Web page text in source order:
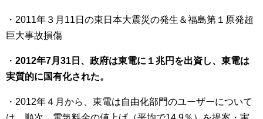
・2011年３月11日の東日本大震災の発生＆福島第１原発超
巨大事故損傷
・ 2012年7月31日、政府は東電に１兆円を出資し、東電は
実質的に国有化された。
・2012年４月から、東電は自由化部門のユーザーについて